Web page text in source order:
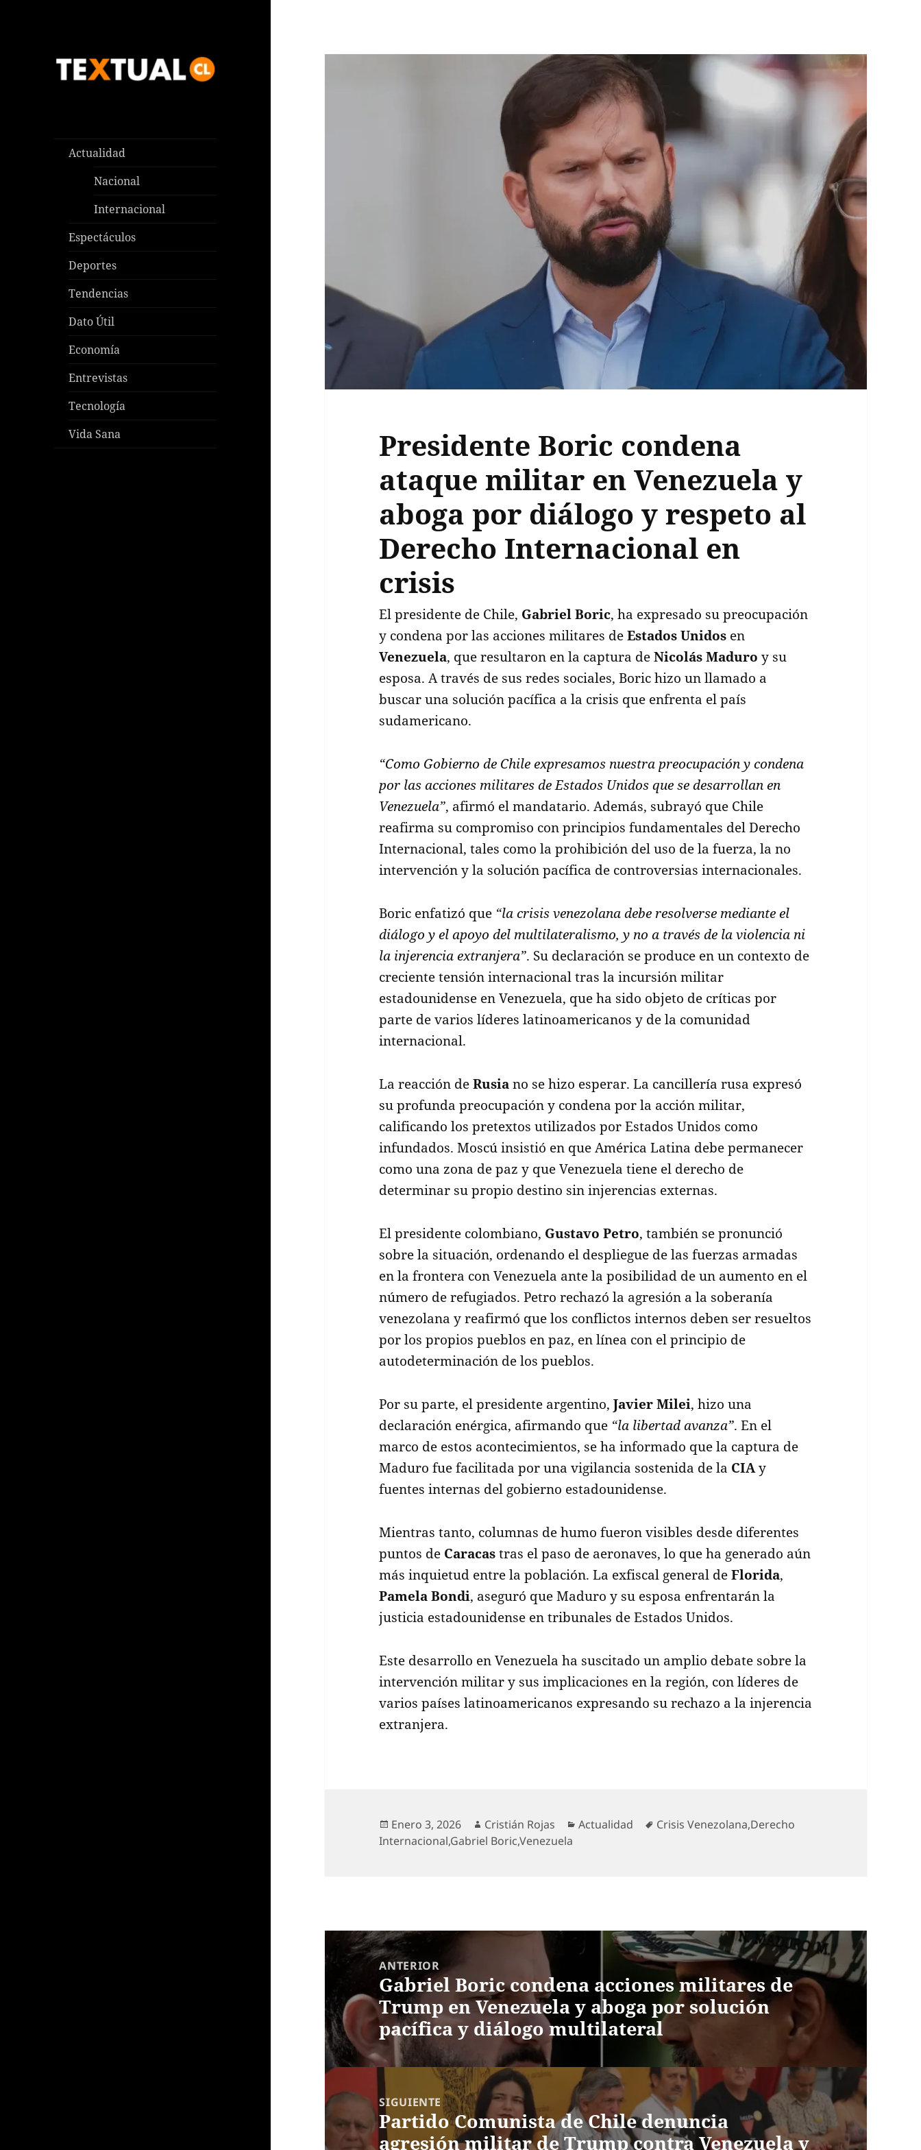
Actualidad
Nacional
Internacional
Espectáculos
Deportes
Tendencias
Dato Útil
Economía
Entrevistas
Tecnología
Vida Sana
Presidente Boric condena
ataque militar en Venezuela y
aboga por diálogo y respeto al
Derecho Internacional en
crisis
El presidente de Chile, Gabriel Boric, ha expresado su preocupación
y condena por las acciones militares deEstados Unidos en
Venezuela, que resultaron en la captura deNicolás Maduro y su
esposa. A través de sus redes sociales, Boric hizo un llamado a
buscar una solución pacífica a la crisis que enfrenta el país
sudamericano.
“Como Gobierno de Chile expresamos nuestra preocupación y condena
por las acciones militares de Estados Unidos que se desarrollan en
Venezuela”, afirmó el mandatario. Además, subrayó que Chile
reafirma su compromiso con principios fundamentales del Derecho
Internacional, tales como la prohibición del uso de la fuerza, la no
intervención y la solución pacífica de controversias internacionales.
Boric enfatizó que “la crisis venezolana debe resolverse mediante el
diálogo y el apoyo del multilateralismo, y no a través de la violencia ni
la injerencia extranjera”. Su declaración se produce en un contexto de
creciente tensión internacional tras la incursión militar
estadounidense en Venezuela, que ha sido objeto de críticas por
parte de varios líderes latinoamericanos y de la comunidad
internacional.
La reacción deRusiano se hizo esperar. La cancillería rusa expresó
su profunda preocupación y condena por la acción militar,
calificando los pretextos utilizados por Estados Unidos como
infundados. Moscú insistió en que América Latina debe permanecer
como una zona de paz y que Venezuela tiene el derecho de
determinar su propio destino sin injerencias externas.
El presidente colombiano, Gustavo Petro, también se pronunció
sobre la situación, ordenando el despliegue de las fuerzas armadas
en la frontera con Venezuela ante la posibilidad de un aumento en el
número de refugiados. Petro rechazó la agresión a la soberanía
venezolana y reafirmó que los conflictos internos deben ser resueltos
por los propios pueblos en paz, en línea con el principio de
autodeterminación de los pueblos.
Por su parte, el presidente argentino,Javier Milei, hizo una
declaración enérgica, afirmando que “la libertad avanza”. En el
marco de estos acontecimientos, se ha informado que la captura de
Maduro fue facilitada por una vigilancia sostenida de la CIAy
fuentes internas del gobierno estadounidense.
Mientras tanto, columnas de humo fueron visibles desde diferentes
puntos de Caracastras el paso de aeronaves, lo que ha generado aún
más inquietud entre la población. La exfiscal general deFlorida,
Pamela Bondi, aseguró que Maduro y su esposa enfrentarán la
justicia estadounidense en tribunales de Estados Unidos.
Este desarrollo en Venezuela ha suscitado un amplio debate sobre la
intervención militar y sus implicaciones en la región, con líderes de
varios países latinoamericanos expresando su rechazo a la injerencia
extranjera.
Publicado
el
Enero 3, 2026 Autor
Cristián Rojas Categorías
Actualidad Etiquetas
Crisis Venezolana,Derecho
Internacional,Gabriel Boric,Venezuela
Navegación
de
entradas
ANTERIOR
Entrada
anterior:
Gabriel Boric condena acciones militares de
Trump en Venezuela y aboga por solución
pacífica y diálogo multilateral
SIGUIENTE
Entrada
siguiente:
Partido Comunista de Chile denuncia
agresión militar de Trump contra Venezuela y